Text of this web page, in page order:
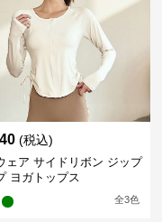
(税込)
ェア サイドリボン ジップ
ヨガトップス
全3色